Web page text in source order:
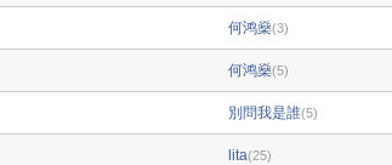
何鸿燊(3)
何鸿燊(5)
別問我是誰(5)
lita(25)